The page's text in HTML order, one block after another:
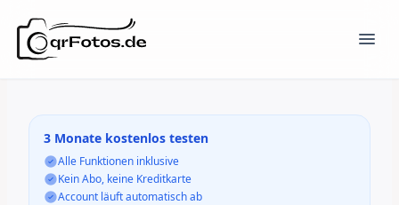
3 Monate kostenlos testen
Alle Funktionen inklusive
Kein Abo, keine Kreditkarte
Account läuft automatisch ab